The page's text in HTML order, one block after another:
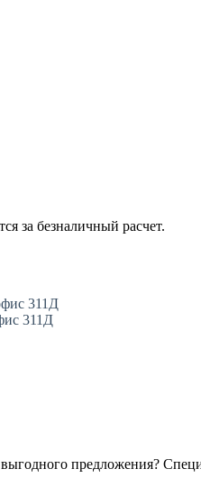
за безналичный расчет.
311Д
311Д
предложения?